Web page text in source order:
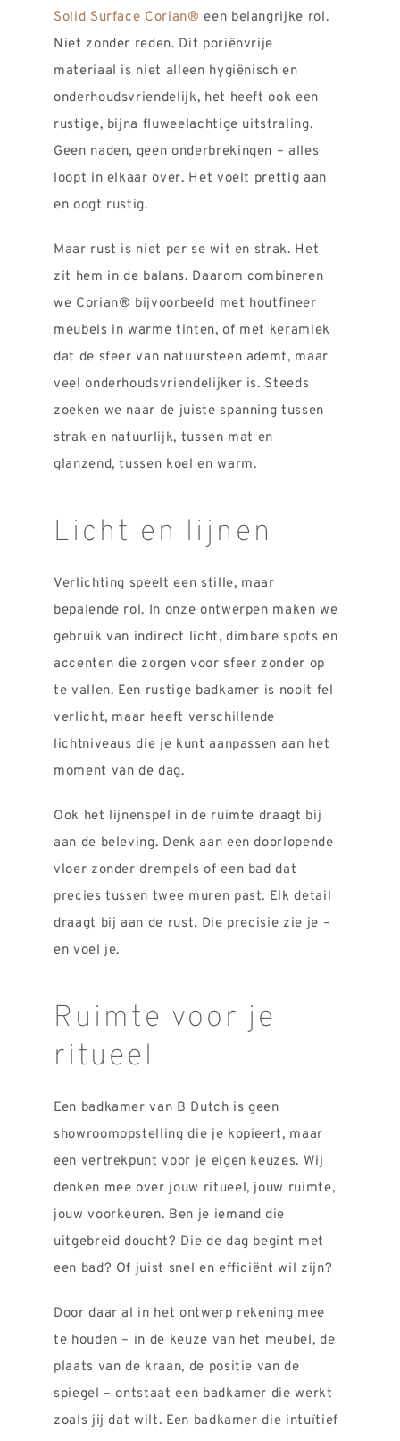
Solid Surface Corian® een belangrijke rol.
Niet zonder reden. Dit poriënvrije
materiaal is niet alleen hygiënisch en
onderhoudsvriendelijk, het heeft ook een
rustige, bijna fluweelachtige uitstraling.
Geen naden, geen onderbrekingen – alles
loopt in elkaar over. Het voelt prettig aan
en oogt rustig.
Maar rust is niet per se wit en strak. Het
zit hem in de balans. Daarom combineren
we Corian® bijvoorbeeld met houtfineer
meubels in warme tinten, of met keramiek
dat de sfeer van natuursteen ademt, maar
veel onderhoudsvriendelijker is. Steeds
zoeken we naar de juiste spanning tussen
strak en natuurlijk, tussen mat en
glanzend, tussen koel en warm.
Licht en lijnen
Verlichting speelt een stille, maar
bepalende rol. In onze ontwerpen maken we
gebruik van indirect licht, dimbare spots en
accenten die zorgen voor sfeer zonder op
te vallen. Een rustige badkamer is nooit fel
verlicht, maar heeft verschillende
lichtniveaus die je kunt aanpassen aan het
moment van de dag.
Ook het lijnenspel in de ruimte draagt bij
aan de beleving. Denk aan een doorlopende
vloer zonder drempels of een bad dat
precies tussen twee muren past. Elk detail
draagt bij aan de rust. Die precisie zie je –
en voel je.
Ruimte voor je
ritueel
Een badkamer van B Dutch is geen
showroomopstelling die je kopieert, maar
een vertrekpunt voor je eigen keuzes. Wij
denken mee over jouw ritueel, jouw ruimte,
jouw voorkeuren. Ben je iemand die
uitgebreid doucht? Die de dag begint met
een bad? Of juist snel en efficiënt wil zijn?
Door daar al in het ontwerp rekening mee
te houden – in de keuze van het meubel, de
plaats van de kraan, de positie van de
spiegel – ontstaat een badkamer die werkt
zoals jij dat wilt. Een badkamer die intuïtief